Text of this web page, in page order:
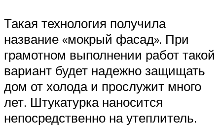
Такая технология получила
название «мокрый фасад». При
грамотном выполнении работ такой
вариант будет надежно защищать
дом от холода и прослужит много
лет. Штукатурка наносится
непосредственно на утеплитель.